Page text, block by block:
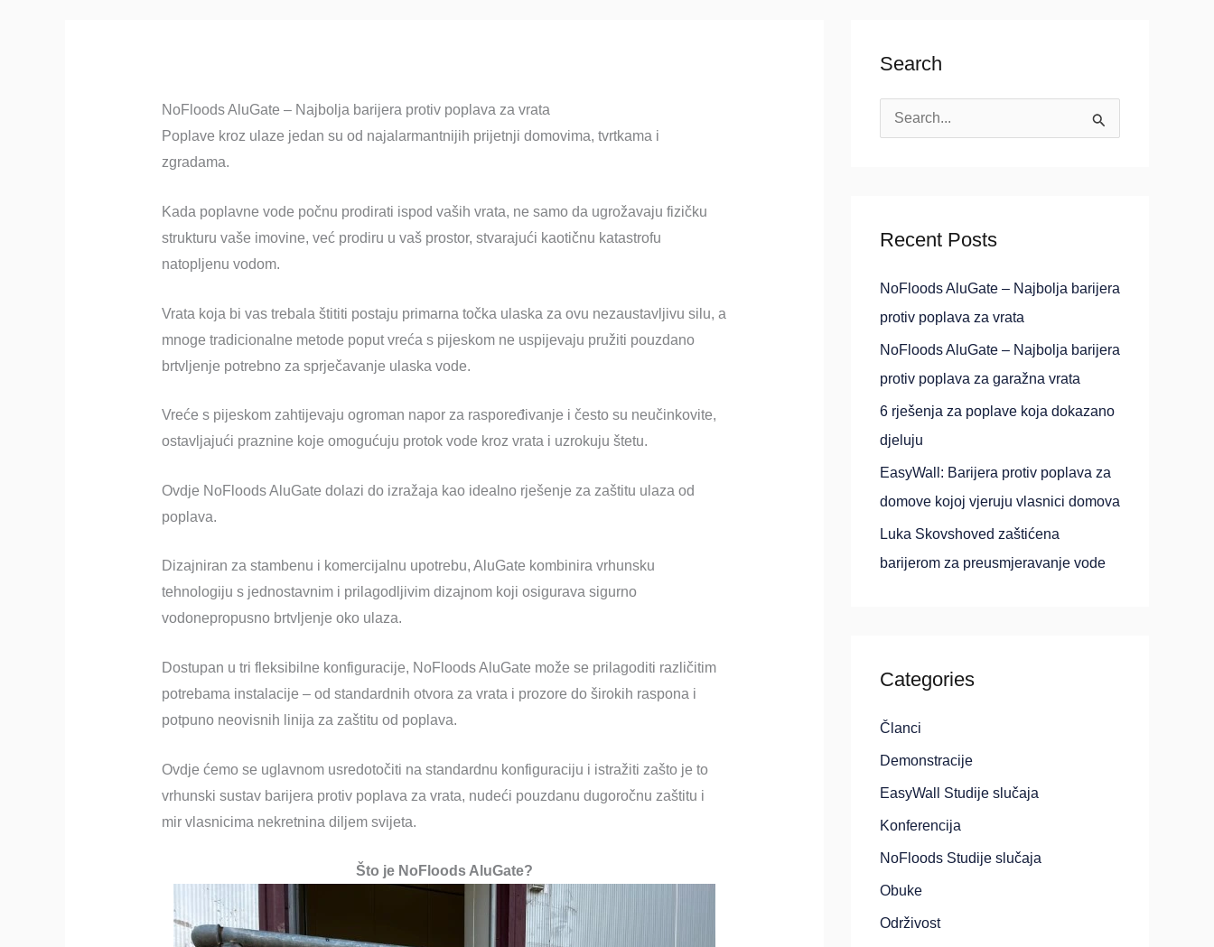
NoFloods AluGate – Najbolja barijera protiv poplava za vrata
Poplave kroz ulaze jedan su od najalarmantnijih prijetnji domovima, tvrtkama i
zgradama.
Kada poplavne vode počnu prodirati ispod vaših vrata, ne samo da ugrožavaju fizičku
strukturu vaše imovine, već prodiru u vaš prostor, stvarajući kaotičnu katastrofu
natopljenu vodom.
Vrata koja bi vas trebala štititi postaju primarna točka ulaska za ovu nezaustavljivu silu, a
mnoge tradicionalne metode poput vreća s pijeskom ne uspijevaju pružiti pouzdano
brtvljenje potrebno za sprječavanje ulaska vode.
Vreće s pijeskom zahtijevaju ogroman napor za raspoređivanje i često su neučinkovite,
ostavljajući praznine koje omogućuju protok vode kroz vrata i uzrokuju štetu.
Ovdje NoFloods AluGate dolazi do izražaja kao idealno rješenje za zaštitu ulaza od
poplava.
Dizajniran za stambenu i komercijalnu upotrebu, AluGate kombinira vrhunsku
tehnologiju s jednostavnim i prilagodljivim dizajnom koji osigurava sigurno
vodonepropusno brtvljenje oko ulaza.
Dostupan u tri fleksibilne konfiguracije, NoFloods AluGate može se prilagoditi različitim
potrebama instalacije – od standardnih otvora za vrata i prozore do širokih raspona i
potpuno neovisnih linija za zaštitu od poplava.
Ovdje ćemo se uglavnom usredotočiti na standardnu konfiguraciju i istražiti zašto je to
vrhunski sustav barijera protiv poplava za vrata, nudeći pouzdanu dugoročnu zaštitu i
mir vlasnicima nekretnina diljem svijeta.
Što je NoFloods AluGate?
Search
c
f
o
r
:
Recent Posts
NoFloods AluGate – Najbolja barijera
protiv poplava za vrata
NoFloods AluGate – Najbolja barijera
protiv poplava za garažna vrata
6 rješenja za poplave koja dokazano
djeluju
EasyWall: Barijera protiv poplava za
domove kojoj vjeruju vlasnici domova
Luka Skovshoved zaštićena
barijerom za preusmjeravanje vode
Categories
Članci
Demonstracije
EasyWall Studije slučaja
Konferencija
NoFloods Studije slučaja
Obuke
Održivost